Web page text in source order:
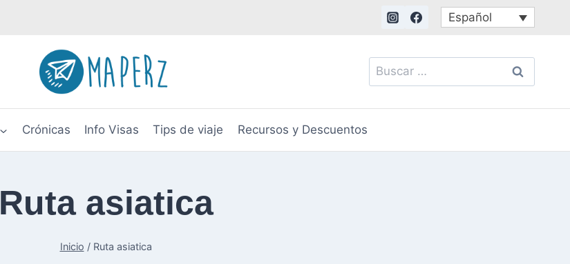
Español
Buscar:
Crónicas Info Visas Tips de viaje Recursos y Descuentos
Ruta asiatica
Inicio / Ruta asiatica